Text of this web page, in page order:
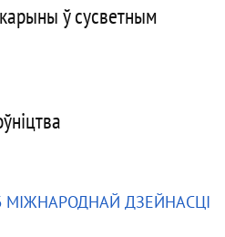
ў сусветным
МІЖНАРОДНАЙ ДЗЕЙНАСЦІ